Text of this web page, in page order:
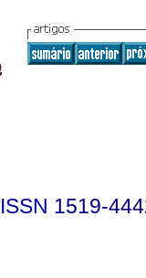
ISSN 1519-